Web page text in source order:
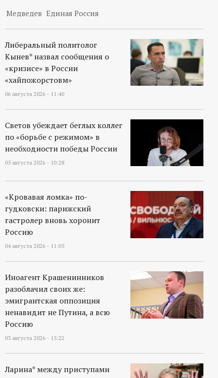
н
н
ы
й
п
о
р
т
а
л
Медведев Единая Россия
Либеральный политолог
Кынев* назвал сообщения о
«кризисе» в России
«хайпожорстовм»
06 августа 2026 - 11:40
Светов убеждает беглых коллег
по «борьбе с режимом» в
необходиости победы России
05 августа 2026 - 10:28
«Кровавая ломка» по-
гудковски: парижский
гастролер вновь хоронит
Россию
04 августа 2026 - 11:05
Иноагент Крашенинников
разоблачил своих же:
эмигрантская оппозиция
ненавидит не Путина, а всю
Россию
03 августа 2026 - 15:22
Ларина* между приступами